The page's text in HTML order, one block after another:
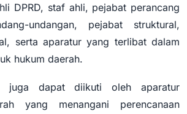
DPRD, staf ahli, pejabat perancang
undangan, pejabat struktural,
serta aparatur yang terlibat dalam
hukum daerah.
juga dapat diikuti oleh aparatur
yang menangani perencanaan